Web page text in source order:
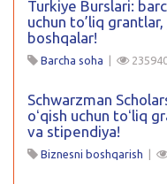
Turkiye Burslari:
uchun to’liq
boshqalar!
Barcha soha
Schwarzman
oʻqish uchun toʻliq
va stipendiya!
Biznesni boshqarish